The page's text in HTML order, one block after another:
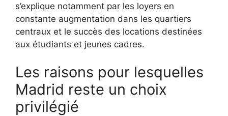
s’explique notamment par les loyers en
constante augmentation dans les quartiers
centraux et le succès des locations destinées
aux étudiants et jeunes cadres.
Les raisons pour lesquelles
Madrid reste un choix
privilégié